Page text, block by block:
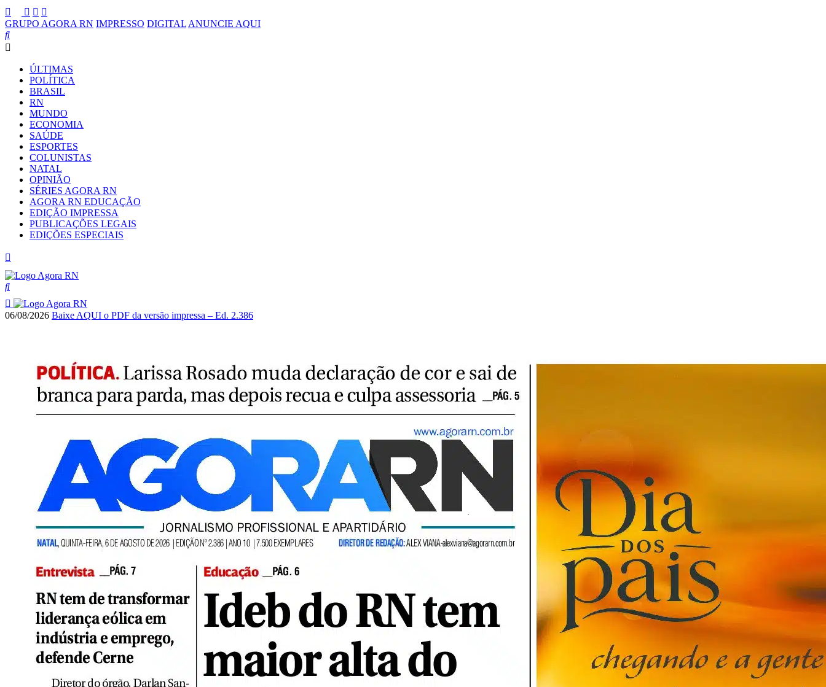
GRUPO AGORA RN IMPRESSO DIGITAL ANUNCIE AQUI
ÚLTIMAS
POLÍTICA
BRASIL
RN
MUNDO
ECONOMIA
SAÚDE
ESPORTES
COLUNISTAS
NATAL
OPINIÃO
SÉRIES AGORA RN
AGORA RN EDUCAÇÃO
EDIÇÃO IMPRESSA
PUBLICAÇÕES LEGAIS
EDIÇÕES ESPECIAIS
06/08/2026 Baixe AQUI o PDF da versão impressa – Ed. 2.386